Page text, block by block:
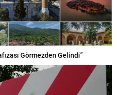
Görmezden Gelindi”